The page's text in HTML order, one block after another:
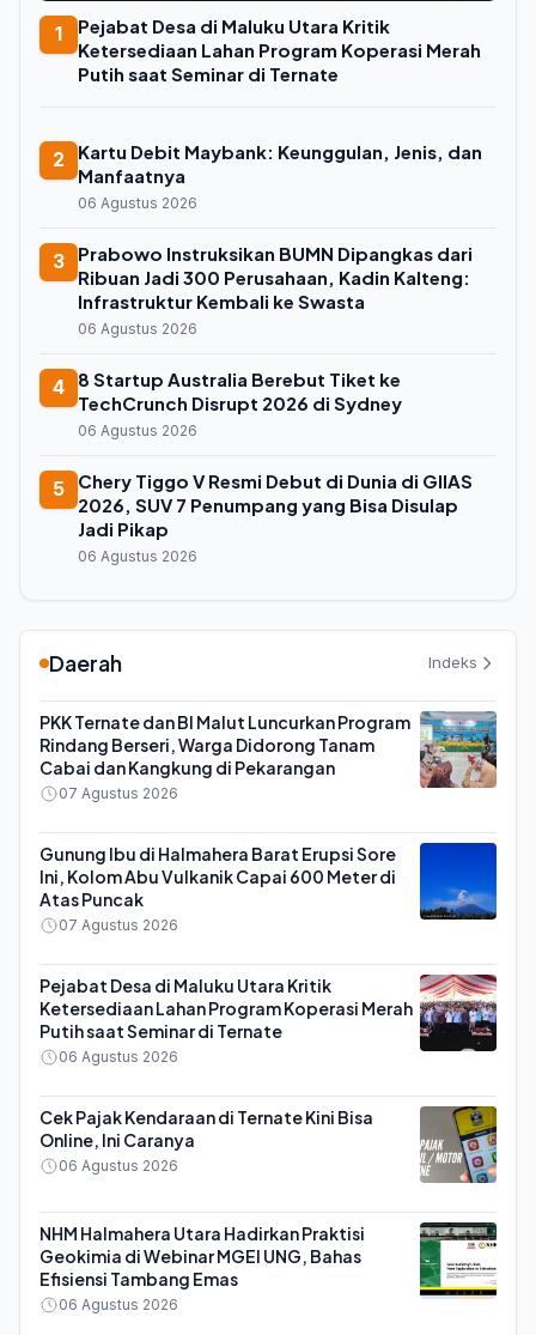
1
Pejabat Desa di Maluku Utara Kritik
Ketersediaan Lahan Program Koperasi Merah
Putih saat Seminar di Ternate
2
Kartu Debit Maybank: Keunggulan, Jenis, dan
Manfaatnya
06 Agustus 2026
3
Prabowo Instruksikan BUMN Dipangkas dari
Ribuan Jadi 300 Perusahaan, Kadin Kalteng:
Infrastruktur Kembali ke Swasta
06 Agustus 2026
4
8 Startup Australia Berebut Tiket ke
TechCrunch Disrupt 2026 di Sydney
06 Agustus 2026
5
Chery Tiggo V Resmi Debut di Dunia di GIIAS
2026, SUV 7 Penumpang yang Bisa Disulap
Jadi Pikap
06 Agustus 2026
Daerah Indeks
PKK Ternate dan BI Malut Luncurkan Program
Rindang Berseri, Warga Didorong Tanam
Cabai dan Kangkung di Pekarangan
07 Agustus 2026
Gunung Ibu di Halmahera Barat Erupsi Sore
Ini, Kolom Abu Vulkanik Capai 600 Meter di
Atas Puncak
07 Agustus 2026
Pejabat Desa di Maluku Utara Kritik
Ketersediaan Lahan Program Koperasi Merah
Putih saat Seminar di Ternate
06 Agustus 2026
Cek Pajak Kendaraan di Ternate Kini Bisa
Online, Ini Caranya
06 Agustus 2026
NHM Halmahera Utara Hadirkan Praktisi
Geokimia di Webinar MGEI UNG, Bahas
Efisiensi Tambang Emas
06 Agustus 2026